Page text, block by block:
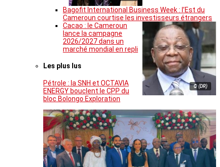
Bagofit International Business Week : l’Est du
Cameroun courtise les investisseurs étrangers
© (DR)
Cacao : le Cameroun
lance la campagne
2026/2027 dans un
marché mondial en repli
Les plus lus
Pétrole : la SNH et OCTAVIA
ENERGY bouclent le CPP du
bloc Bolongo Exploration